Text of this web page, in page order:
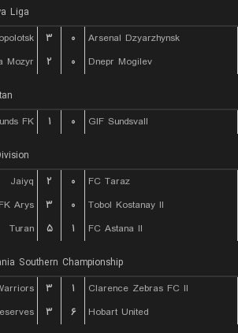
Liga
۳ ۰
Arsenal Dzyarzhynsk
Mozyr
۲ ۰ Dnepr Mogilev
FK
۱ ۰ GIF Sundsvall
Jaiyq
۲ ۰
FC Taraz
FK Arys
۳ ۰
Tobol Kostanay II
Turan
۵ ۱ FC Astana II
Southern Championship
۳ ۱
Clarence Zebras FC II
۳ ۶ Hobart United